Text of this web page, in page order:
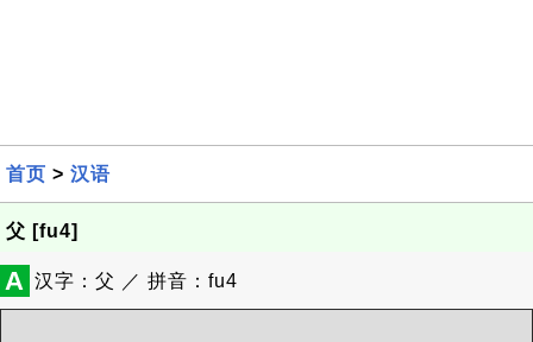
首页 > 汉语
父 [fu4]
A 汉字：父 ／ 拼音：fu4